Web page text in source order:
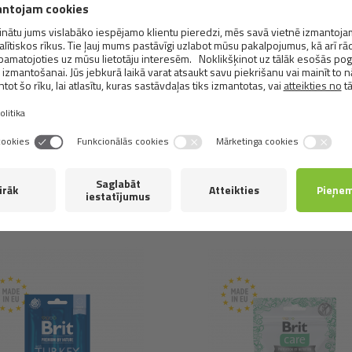
Uzturvielu sastāvs:taurīns (3a370) 5000 mg.
Metabolizējama enerģija:2017 kcal/kg
Līdzīgi produkti